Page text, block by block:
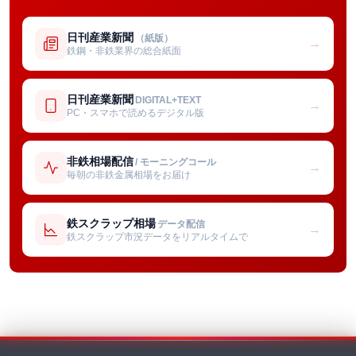
日刊産業新聞 （紙版）
鉄鋼・非鉄業界の総合紙面
→
日刊産業新聞 DIGITAL+TEXT
PC・スマホで読めるデジタル版
→
非鉄相場配信/ モーニングコール
毎朝の非鉄金属相場をお届け
→
鉄スクラップ相場 データ配信
鉄スクラップ市況データをリアルタイムで
→